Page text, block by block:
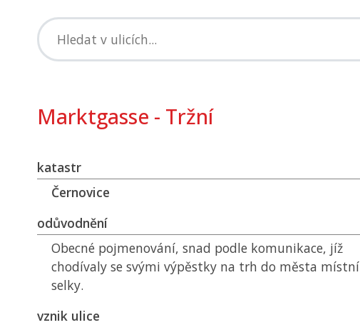
Marktgasse - Tržní
katastr
Černovice
odůvodnění
Obecné pojmenování, snad podle komunikace, jíž
chodívaly se svými výpěstky na trh do města místní
selky.
vznik ulice